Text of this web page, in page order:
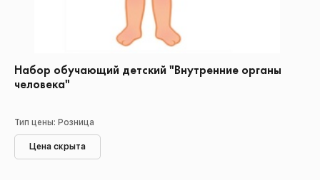
Набор обучающий детский "Внутренние органы
человека"
Тип цены: Розница
Цена скрыта